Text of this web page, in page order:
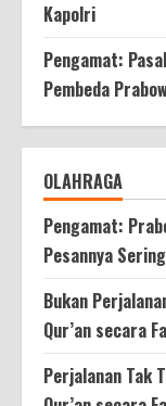
Kapolri
Pengamat:
Pembeda
OLAHRAGA
Pengamat:
Pesannya
Bukan
Qur’an secara
Perjalanan Tak